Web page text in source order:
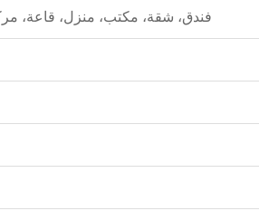
فندق، شقة، مكتب، منزل، قاعة،